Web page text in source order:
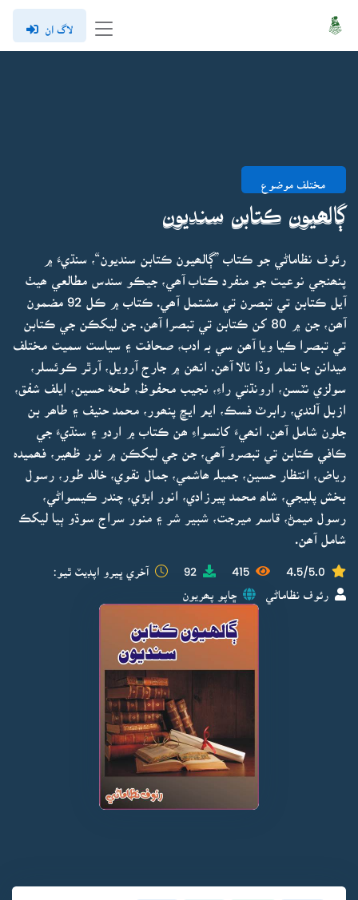
لاگ ان
مختلف موضوع
ڳالھيون ڪتابن سنديون
رئوف نظاماڻي جو ڪتاب ”ڳالھيون ڪتابن سنديون“، سنڌيءَ ۾
پنھنجي نوعيت جو منفرد ڪتاب آھي، جيڪو سندس مطالعي ھيٺ
آھن، جن ۾ 80 کن ڪتابن تي تبصرا آھن. جن ليکڪن جي ڪتابن
تي تبصرا ڪيا ويا آھن سي بہ ادب، صحافت ۽ سياست سميت مختلف
ميدانن جا تمام وڏا نالا آھن. انھن ۾ جارج آرويل، آرٿر ڪوئسلر،
سولزي نٽسن، ارونڌتي راءِ، نجيب محفوظ، طحهٰ حسين، ايلف شفق،
ازبل آلندي، رابرٽ فسڪ، ايم ايڇ پنھور، محمد حنيف ۽ طاھر بن
جلون شامل آھن. انھيءَ کانسواءِ ھن ڪتاب ۾ اردو ۽ سنڌيءَ جي
ڪافي ڪتابن تي تبصرو آھي، جن جي ليکڪن ۾ نور ظھير، فھميدہ
رياض، انتظار حسين، جميلہ ھاشمي، جمال نقوي، خالد طور، رسول
بخش پليجي، شاھ محمد پيرزادي، انور ابڙي، چندر ڪيسواڻي،
رسول ميمڻ، قاسم ميرجت، شبير شر ۽ منور سراج سوڌو ٻيا ليکڪ
شامل آھن.
4.5/5.0
415
92 آخري ڀيرو اپڊيٽ ٿيو:
رئوف نظاماڻي ڇاپو پھريون